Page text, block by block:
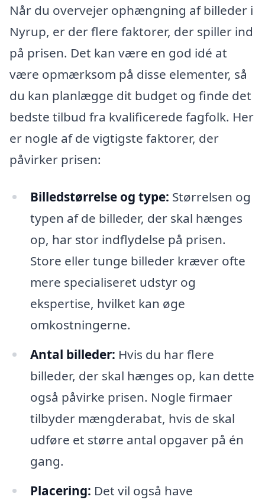
Når du overvejer ophængning af billeder i
Nyrup, er der flere faktorer, der spiller ind
på prisen. Det kan være en god idé at
være opmærksom på disse elementer, så
du kan planlægge dit budget og finde det
bedste tilbud fra kvalificerede fagfolk. Her
er nogle af de vigtigste faktorer, der
påvirker prisen:
Billedstørrelse og type: Størrelsen og
typen af de billeder, der skal hænges
op, har stor indflydelse på prisen.
Store eller tunge billeder kræver ofte
mere specialiseret udstyr og
ekspertise, hvilket kan øge
omkostningerne.
Antal billeder: Hvis du har flere
billeder, der skal hænges op, kan dette
også påvirke prisen. Nogle firmaer
tilbyder mængderabat, hvis de skal
udføre et større antal opgaver på én
gang.
Placering: Det vil også have